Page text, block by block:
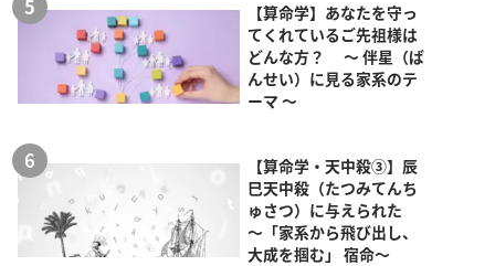
【算命学】あなたを守っ
てくれているご先祖様は
どんな方？ ～ 伴星（ば
んせい）に見る家系のテ
ーマ ～
【算命学・天中殺③】辰
巳天中殺（たつみてんち
ゅさつ）に与えられた
～「家系から飛び出し、
大成を掴む」 宿命～